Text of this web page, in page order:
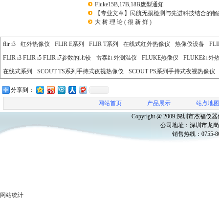
Fluke15B,17B,18B废型通知
【专业文章】民航无损检测与先进科技结合的
大 树 理 论 ( 很 新 鲜 )
flir i3 红外热像仪 FLIR E系列 FLIR T系列 在线式红外热像仪 热像仪设备
FLIR i3 FLIR i5 FLIR i7参数的比较
雷泰红外测温仪 FLUKE热像仪
FLUKE红外
在线式系列
SCOUT TS系列手持式夜视热像仪 SCOUT PS系列手持式夜视热像仪
分享到：
网站首页
产品展示
站点地图
Copyright @ 2009深圳市杰福仪
公司地址：深圳市龙
销售热线： 0755-
网站统计